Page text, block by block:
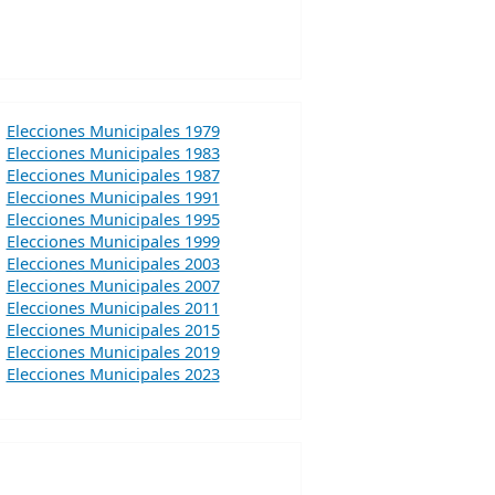
Elecciones Municipales 1979
Elecciones Municipales 1983
Elecciones Municipales 1987
Elecciones Municipales 1991
Elecciones Municipales 1995
Elecciones Municipales 1999
Elecciones Municipales 2003
Elecciones Municipales 2007
Elecciones Municipales 2011
Elecciones Municipales 2015
Elecciones Municipales 2019
Elecciones Municipales 2023